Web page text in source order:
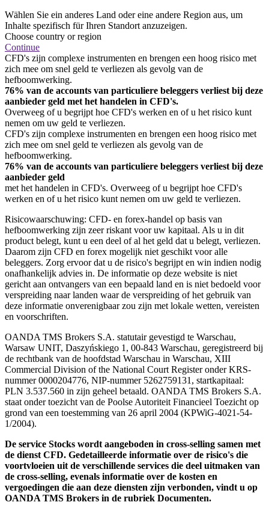
Wählen Sie ein anderes Land oder eine andere Region aus, um
Inhalte spezifisch für Ihren Standort anzuzeigen.
Choose country or region
Continue
CFD's zijn complexe instrumenten en brengen een hoog risico met
zich mee om snel geld te verliezen als gevolg van de
hefboomwerking.
76% van de accounts van particuliere beleggers verliest bij deze
aanbieder geld met het handelen in CFD's.
Overweeg of u begrijpt hoe CFD's werken en of u het risico kunt
nemen om uw geld te verliezen.
CFD's zijn complexe instrumenten en brengen een hoog risico met
zich mee om snel geld te verliezen als gevolg van de
hefboomwerking.
76% van de accounts van particuliere beleggers verliest bij deze
aanbieder geld
met het handelen in CFD's. Overweeg of u begrijpt hoe CFD's
werken en of u het risico kunt nemen om uw geld te verliezen.
Risicowaarschuwing: CFD- en forex-handel op basis van
hefboomwerking zijn zeer riskant voor uw kapitaal. Als u in dit
product belegt, kunt u een deel of al het geld dat u belegt, verliezen.
Daarom zijn CFD en forex mogelijk niet geschikt voor alle
beleggers. Zorg ervoor dat u de risico's begrijpt en win indien nodig
onafhankelijk advies in. De informatie op deze website is niet
gericht aan ontvangers van een bepaald land en is niet bedoeld voor
verspreiding naar landen waar de verspreiding of het gebruik van
deze informatie onverenigbaar zou zijn met lokale wetten, vereisten
en voorschriften.
OANDA TMS Brokers S.A. statutair gevestigd te Warschau,
Warsaw UNIT, Daszyńskiego 1, 00-843 Warschau, geregistreerd bij
de rechtbank van de hoofdstad Warschau in Warschau, XIII
Commercial Division of the National Court Register onder KRS-
nummer 0000204776, NIP-nummer 5262759131, startkapitaal:
PLN 3.537.560 in zijn geheel betaald. OANDA TMS Brokers S.A.
staat onder toezicht van de Poolse Autoriteit Financieel Toezicht op
grond van een toestemming van 26 april 2004 (KPWiG-4021-54-
1/2004).
De service Stocks wordt aangeboden in cross-selling samen met
de dienst CFD. Gedetailleerde informatie over de risico's die
voortvloeien uit de verschillende services die deel uitmaken van
de cross-selling, evenals informatie over de kosten en
vergoedingen die aan deze diensten zijn verbonden, vindt u op
OANDA TMS Brokers in de rubriek Documenten.